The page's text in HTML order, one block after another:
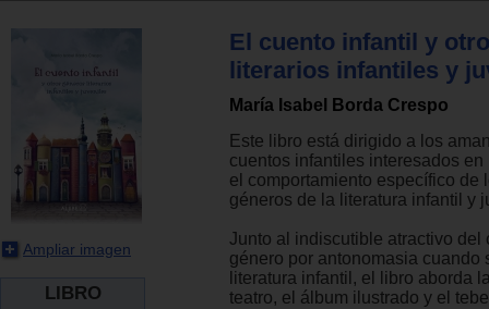
Ampliar imagen
LIBRO
El cuento infantil y
literarios infantiles y
María Isabel Borda Crespo
Este libro está dirigido a los
cuentos infantiles interesados en
el comportamiento específico de
géneros de la literatura infantil y
Junto al indiscutible atractivo del
género por antonomasia cuando
literatura infantil, el libro aborda
teatro, el álbum ilustrado y el